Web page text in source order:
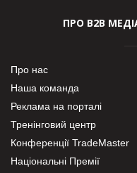
ПРО В2В
Про нас
Наша команда
Реклама на порталі
Тренінговий центр
Конференції TradeMaster
Національні Премії